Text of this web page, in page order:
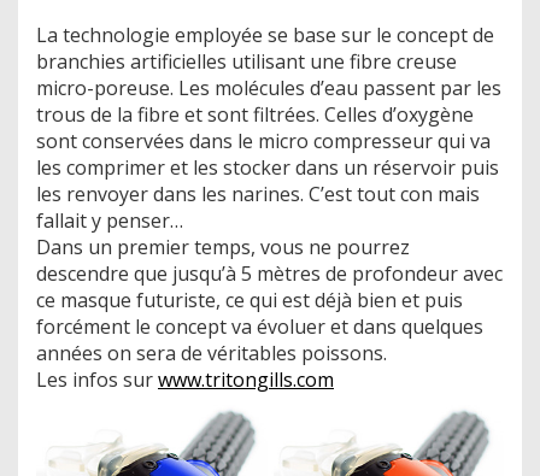
La technologie employée se base sur le concept de
branchies artificielles utilisant une fibre creuse
micro-poreuse. Les molécules d’eau passent par les
trous de la fibre et sont filtrées. Celles d’oxygène
sont conservées dans le micro compresseur qui va
les comprimer et les stocker dans un réservoir puis
les renvoyer dans les narines. C’est tout con mais
fallait y penser…
Dans un premier temps, vous ne pourrez
descendre que jusqu’à 5 mètres de profondeur avec
ce masque futuriste, ce qui est déjà bien et puis
forcément le concept va évoluer et dans quelques
années on sera de véritables poissons.
Les infos surwww.tritongills.com